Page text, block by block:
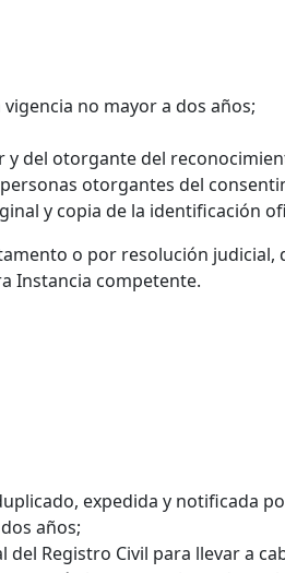
no mayor a dos años;
y del otorgante del
otorgantes del
y copia de la identificación
o por resolución
Instancia competente.
expedida y notificada
años;
Registro Civil para llevar a